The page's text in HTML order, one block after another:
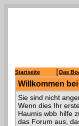
Startseite Das
Willkommen
Sie sind nicht
Wenn dies Ihr
Haumis wbb hilfe
das Forum aus,